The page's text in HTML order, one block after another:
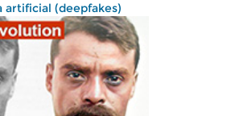
artificial (deepfakes)